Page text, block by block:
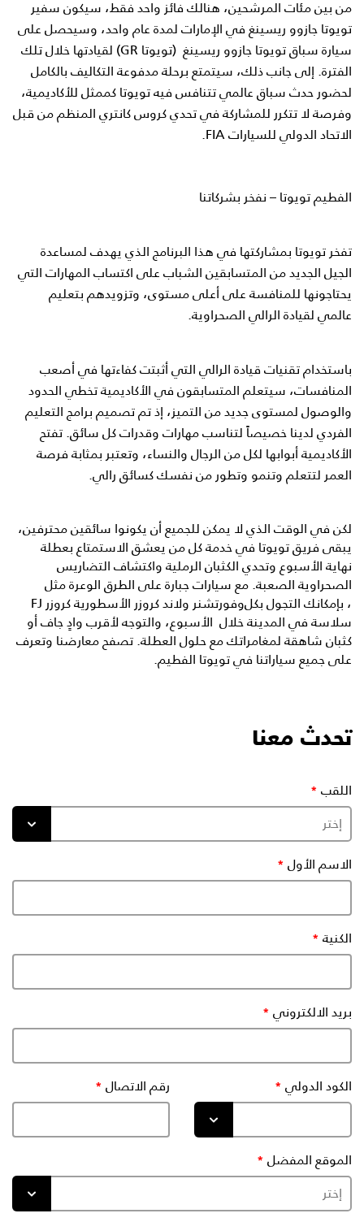
من بين مئات المرشحين، هنالك فائز واحد فقط، سيكون سفير
تويوتا جازوو ريسينغ في الإمارات لمدة عام واحد، وسيحصل على
سيارة سباق تويوتا جازوو ريسينغ (تويوتا GR) لقيادتها خلال تلك
الفترة. إلى جانب ذلك، سيتمتع برحلة مدفوعة التكاليف بالكامل
لحضور حدث سباق عالمي تتنافس فيه تويوتا كممثل للأكاديمية،
وفرصة لا تتكرر للمشاركة في تحدي كروس كانتري المنظم من قبل
الاتحاد الدولي للسياراتFIA
.
الفطيم تويوتا – نفخر بشركاتنا
تفخر تويوتا بمشاركتها في هذا البرنامج الذي يهدف لمساعدة
الجيل الجديد من المتسابقين الشباب على اكتساب المهارات التي
يحتاجونها للمنافسة على أعلى مستوى، وتزويدهم بتعليم
عالمي لقيادة الرالي الصحراوية.
باستخدام تقنيات قيادة الرالي التي أثبتت كفاءتها في أصعب
المنافسات، سيتعلم المتسابقون في الأكاديمية تخطي الحدود
والوصول لمستوى جديد من التميز، إذ تم تصميم برامج التعليم
الفردي لدينا خصيصاً لتناسب مهارات وقدرات كل سائق. تفتح
الأكاديمية أبوابها لكل من الرجال والنساء، وتعتبر بمثابة فرصة
العمر لتتعلم وتنمو وتطور من نفسك كسائق رالي.
لكن في الوقت الذي لا يمكن للجميع أن يكونوا سائقين محترفين،
يبقى فريق تويوتا في خدمة كل من يعشق الاستمتاع بعطلة
نهاية الأسبوع وتحدي الكثبان الرملية واكتشاف التضاريس
الصحراوية الصعبة. مع سيارات جبارة على الطرق الوعرة مثل
FJ كروزر وفورتشنر ولاند كروزر الأسطورية
، بإمكانك التجول بكل
سلاسة في المدينة خلال الأسبوع، والتوجه لأقرب وادٍ جاف أو
كثبان شاهقة لمغامراتك مع حلول العطلة. تصفح معارضنا وتعرف
على جميع سياراتنا في تويوتا الفطيم.
تحدث معنا
اللقب
الاسم الأول
الكنية
بريد الالكتروني
الكود الدولي رقم الاتصال
الموقع المفضل